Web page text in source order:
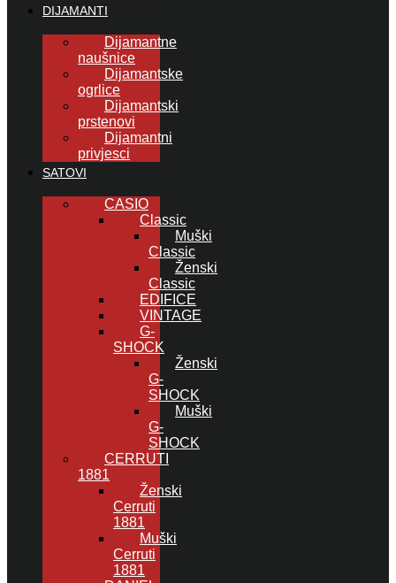
DIJAMANTI
Dijamantne
naušnice
Dijamantske
ogrlice
Dijamantski
prstenovi
Dijamantni
privjesci
SATOVI
CASIO
Classic
Muški
Classic
Ženski
Classic
EDIFICE
VINTAGE
G-
SHOCK
Ženski
G-
SHOCK
Muški
G-
SHOCK
CERRUTI
1881
Ženski
Cerruti
1881
Muški
Cerruti
1881